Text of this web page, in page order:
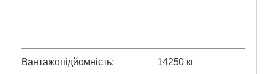
Вантажопідйомність 14250 кг